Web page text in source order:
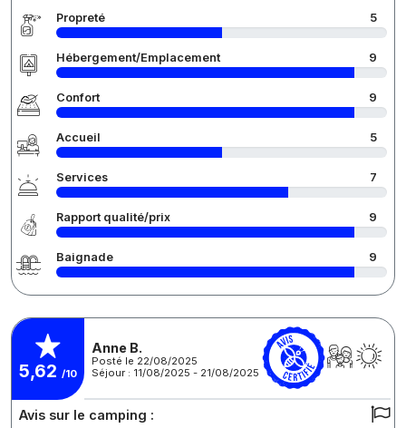
Propreté 5
Hébergement/Emplacement 9
Confort 9
Accueil 5
Services 7
Rapport qualité/prix 9
Baignade 9
5,62 /10
Anne B.
Posté le 22/08/2025
Séjour : 11/08/2025 - 21/08/2025
Avis sur le camping :